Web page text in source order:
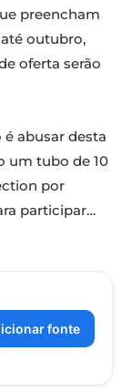
preencham
outubro,
oferta serão
abusar desta
um tubo de 10
por
participar…
fonte